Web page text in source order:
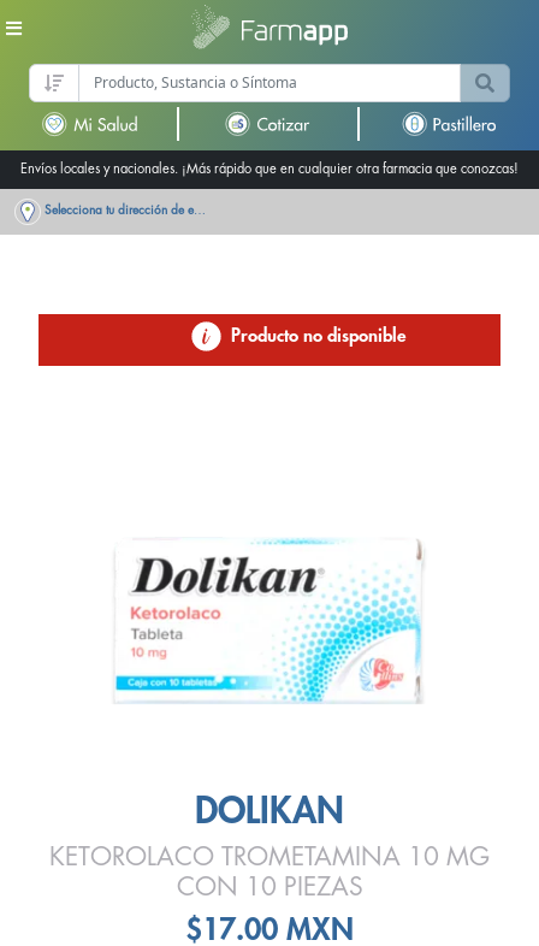
Envíos locales y nacionales. ¡Más rápido que en cualquier otra farmacia que conozcas!
Selecciona tu dirección de entrega
Producto no disponible
DOLIKAN
KETOROLACO TROMETAMINA 10 MG
CON 10 PIEZAS
$17.00 MXN